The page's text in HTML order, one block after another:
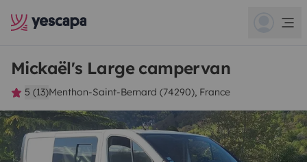
Mickaël's Large campervan
5 (13)Menthon-Saint-Bernard (74290), France